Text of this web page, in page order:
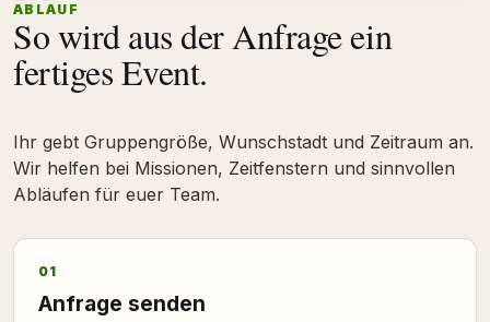
ABLAUF
So wird aus der Anfrage ein
fertiges Event.
Ihr gebt Gruppengröße, Wunschstadt und Zeitraum an.
Wir helfen bei Missionen, Zeitfenstern und sinnvollen
Abläufen für euer Team.
01
Anfrage senden